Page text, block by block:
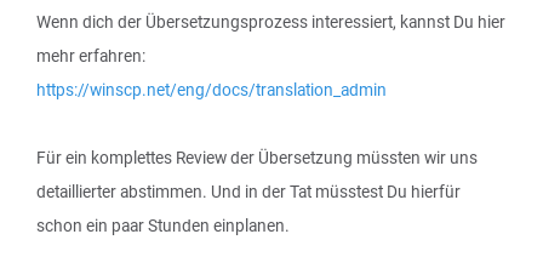
Wenn dich der Übersetzungsprozess interessiert, kannst Du hier
mehr erfahren:
https://winscp.net/eng/docs/translation_admin
Für ein komplettes Review der Übersetzung müssten wir uns
detaillierter abstimmen. Und in der Tat müsstest Du hierfür
schon ein paar Stunden einplanen.